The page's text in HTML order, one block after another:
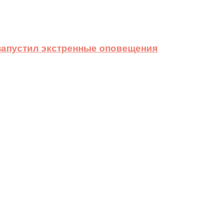
экстренные оповещения